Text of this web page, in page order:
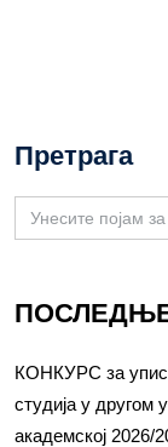
Претрага
Search
for:
КОНКУРС за упис
студија у
академској 2026/